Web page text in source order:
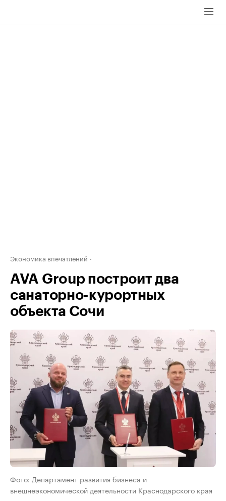
Экономика впечатлений
AVA Group построит два
санаторно-курортных
объекта Сочи
Фото: Департамент развития бизнеса и
внешнеэкономической деятельности Краснодарского края